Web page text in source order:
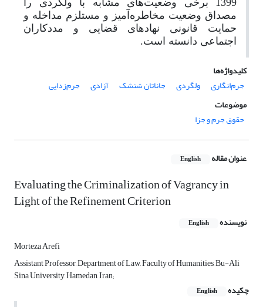
1399 برخی وضعیت‌های مشابه با ولگردی را
مصداق وضعیت مخاطره‌آمیز و مستلزم مداخله و
حمایت قانونی نهادهای قضایی و مددکاران
اجتماعی دانسته است.
کلیدواژه‌ها
جرم‌انگاری
ولگردی جاناتان شنشک آزادی
جرم‌زدایی
موضوعات
حقوق جرم و جزا
عنوان مقاله English
Evaluating the Criminalization of Vagrancy in
Light of the Refinement Criterion
نویسنده English
Morteza Arefi
Assistant Professor, Department of Law, Faculty of Humanities, Bu-Ali
Sina University, Hamedan, Iran;
چکیده
English